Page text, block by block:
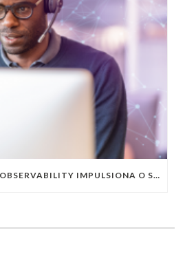
DESCUBRA COMO A OBSERVABILITY IMPULSIONA O SUCESSO DO SEU NEGÓCIO